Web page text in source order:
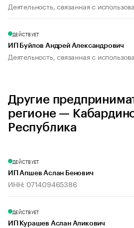
Деятельность, связанная с
ДЕЙСТВУЕТ
ИП Буйлов Андрей Александрович
Деятельность, связанная с
Другие
регионе —
Республика
ДЕЙСТВУЕТ
ИП Апшев Аслан Бенович
ИНН: 071409465386
ДЕЙСТВУЕТ
ИП Курашев Аслан Аликович